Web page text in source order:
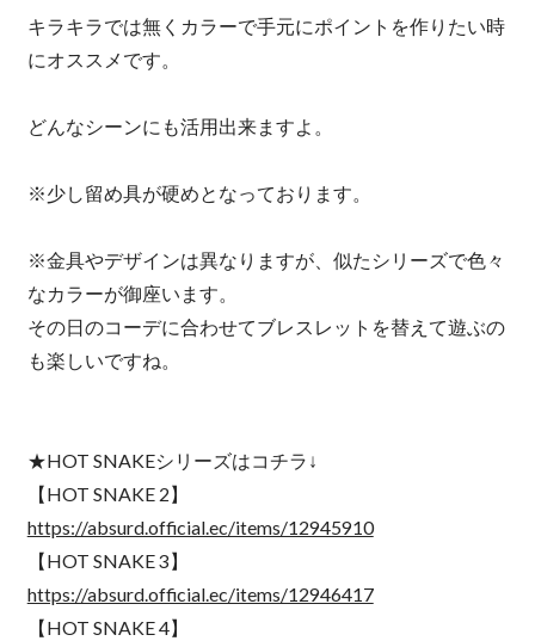
キラキラでは無くカラーで手元にポイントを作りたい時
にオススメです。
どんなシーンにも活用出来ますよ。
※少し留め具が硬めとなっております。
※金具やデザインは異なりますが、似たシリーズで色々
なカラーが御座います。
その日のコーデに合わせてブレスレットを替えて遊ぶの
も楽しいですね。
★HOT SNAKEシリーズはコチラ↓
【HOT SNAKE 2】
https://absurd.official.ec/items/12945910
【HOT SNAKE 3】
https://absurd.official.ec/items/12946417
【HOT SNAKE 4】